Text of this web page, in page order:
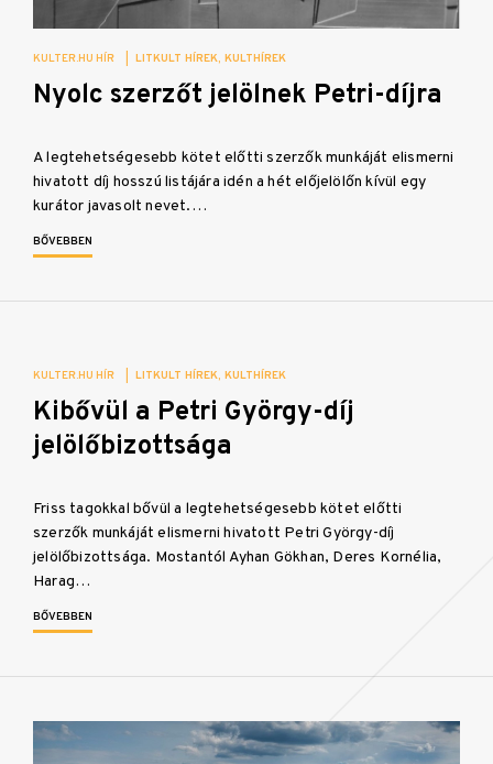
KULTER.HU HÍR LITKULT HÍREK KULTHÍREK
Nyolc szerzőt jelölnek Petri-díjra
A legtehetségesebb kötet előtti szerzők munkáját elismerni
hivatott díj hosszú listájára idén a hét előjelölőn kívül egy
kurátor javasolt nevet.…
BŐVEBBEN
KULTER.HU HÍR LITKULT HÍREK KULTHÍREK
Kibővül a Petri György-díj
jelölőbizottsága
Friss tagokkal bővül a legtehetségesebb kötet előtti
szerzők munkáját elismerni hivatott Petri György-díj
jelölőbizottsága. Mostantól Ayhan Gökhan, Deres Kornélia,
Harag…
BŐVEBBEN